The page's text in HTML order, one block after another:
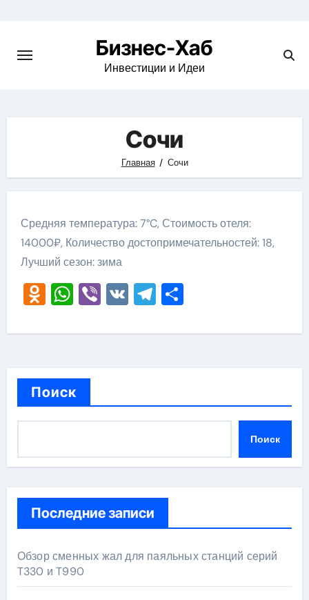
content
Бизнес-Хаб
Инвестиции и Идеи
Сочи
Главная Сочи
Средняя температура: 7°C, Стоимость отеля:
14000₽, Количество достопримечательностей: 18,
Лучший сезон: зима
Odnoklassniki
WhatsApp
Viber
VKTelegram
Отправить
Поиск
Поиск
Последние записи
Обзор сменных жал для паяльных станций серий
T330 и T990